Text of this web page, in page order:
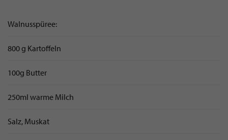
Walnusspüree:
800 g Kartoffeln
100g Butter
250ml warme Milch
Salz, Muskat